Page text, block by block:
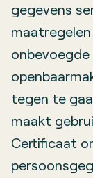
gegevens
tegen te
maakt
Certificaat